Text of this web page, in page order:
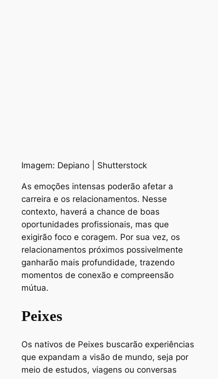
Imagem: Depiano | Shutterstock
As emoções intensas poderão afetar a
carreira e os relacionamentos. Nesse
contexto, haverá a chance de boas
oportunidades profissionais, mas que
exigirão foco e coragem. Por sua vez, os
relacionamentos próximos possivelmente
ganharão mais profundidade, trazendo
momentos de conexão e compreensão
mútua.
Peixes
Os nativos de Peixes buscarão experiências
que expandam a visão de mundo, seja por
meio de estudos, viagens ou conversas